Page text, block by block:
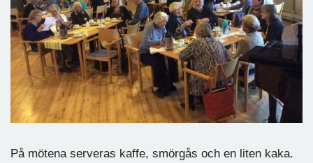
På mötena serveras kaffe, smörgås och en liten kaka.